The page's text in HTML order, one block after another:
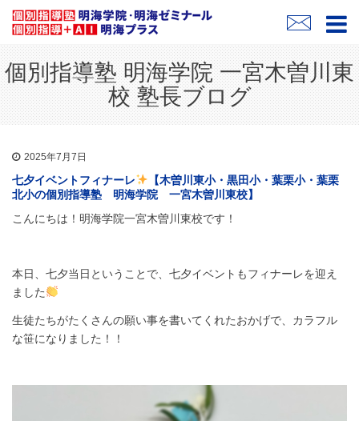
個別指導塾 明海学院 一宮木曽川東
校 塾長ブログ
2025年7月7日
七夕イベントフィナーレ
【木曽川東小・黒田小・葉栗小・葉栗
北小の個別指導塾 明海学院 一宮木曽川東校】
こんにちは！明海学院一宮木曽川東校です！
本日、七夕当日ということで、七夕イベントもフィナーレを迎え
ました
生徒たちがたくさんの願い事を書いてくれたおかげで、カラフル
な笹になりました！！